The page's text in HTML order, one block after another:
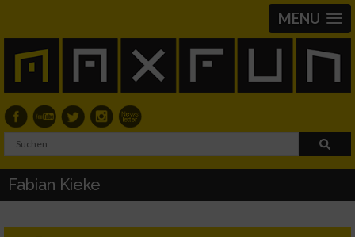
MENU
Fabian Kieke